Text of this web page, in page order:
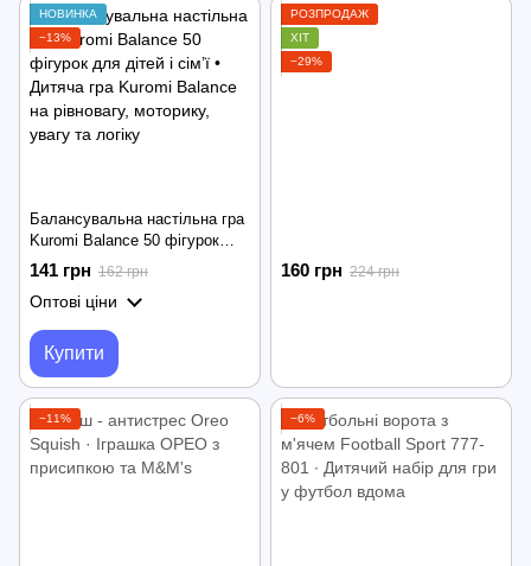
НОВИНКА
−13%
Балансувальна настільна гра
Kuromi Balance 50 фігурок
для дітей і сім’ї • Дитяча гра
Kuromi Balance на рівновагу,
моторику, увагу та логіку
141 грн 162 грн
Оптові ціни
Купити
РОЗПРОДАЖ
ХІТ
−29%
160 грн 224 грн
−11% −6%